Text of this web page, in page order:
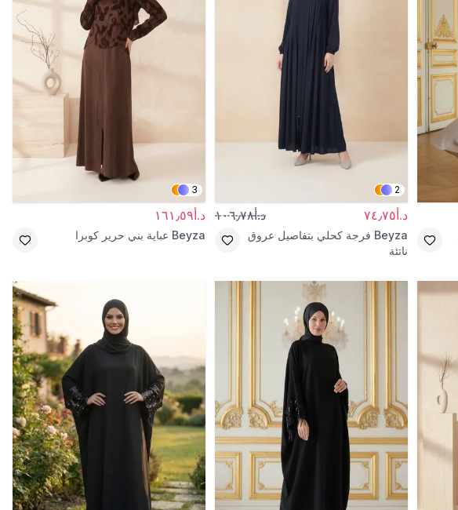
2
د.أ٧٤٫٧٥ د.أ١٠٦٫٧٨
Beyza فرجة كحلي بتفاصيل عروق
ناتئة
3
د.أ١٦١٫٥٩
Beyza عباية بني حرير كوبرا